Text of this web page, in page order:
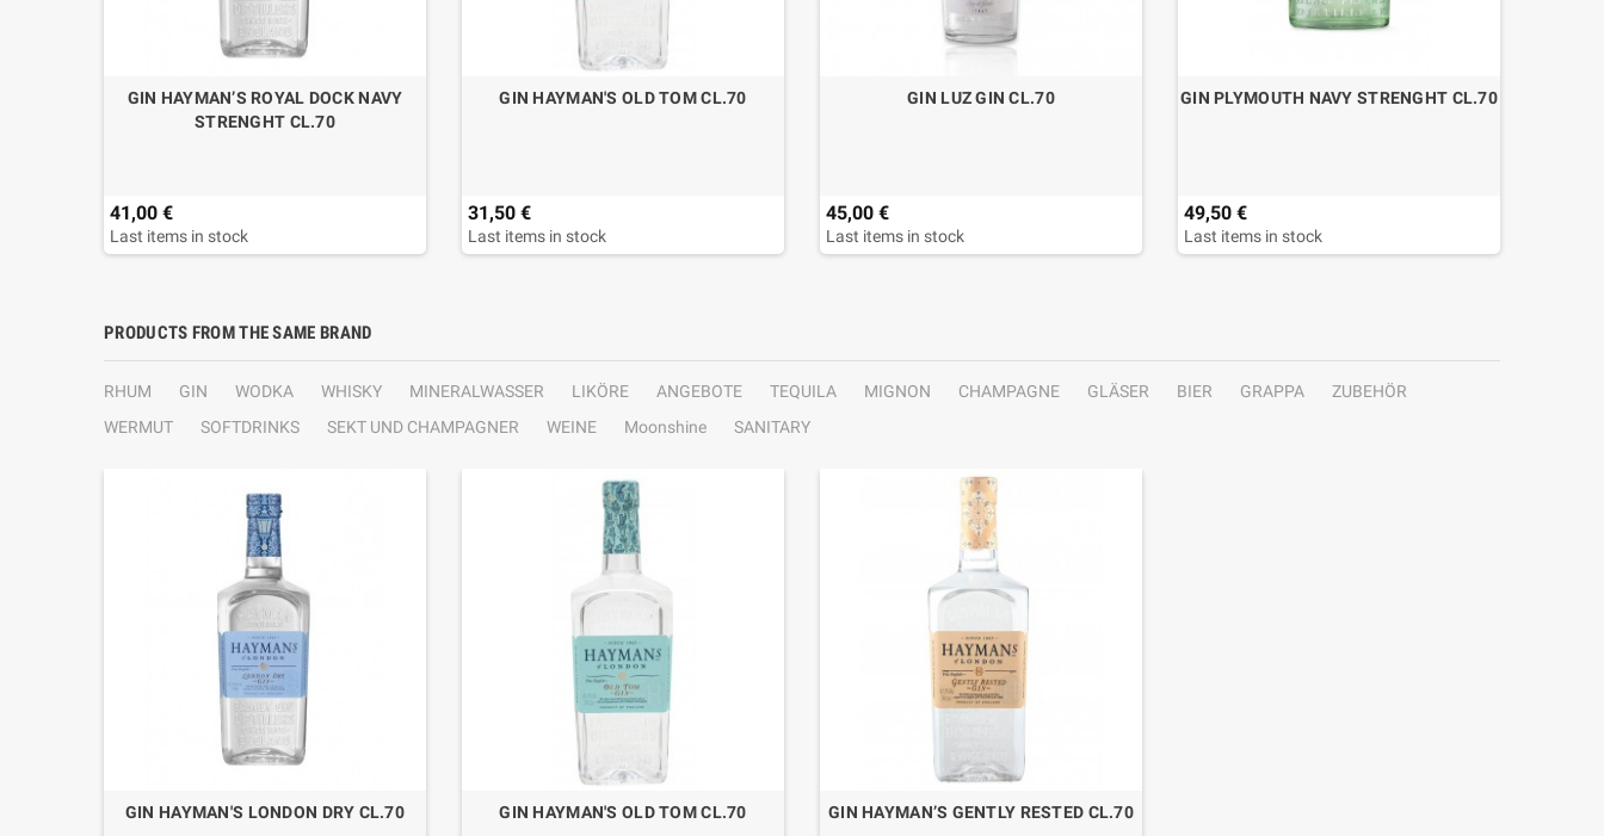
GIN HAYMAN’S ROYAL DOCK NAVY
STRENGHT CL.70
41,00 €
Last items in stock
GIN HAYMAN'S OLD TOM CL.70
31,50 €
Last items in stock
GIN LUZ GIN CL.70
45,00 €
Last items in stock
GIN PLYMOUTH NAVY STRENGHT CL.70
49,50 €
Last items in stock
PRODUCTS FROM THE SAME BRAND
RHUM GIN WODKA WHISKY MINERALWASSER LIKÖRE ANGEBOTE TEQUILA MIGNON CHAMPAGNE GLÄSER BIER GRAPPA
ZUBEHÖR
WERMUT
SOFTDRINKS SEKT UND CHAMPAGNER WEINE Moonshine SANITARY
GIN HAYMAN'S LONDON DRY CL.70 GIN HAYMAN'S OLD TOM CL.70 GIN HAYMAN’S GENTLY RESTED CL.70